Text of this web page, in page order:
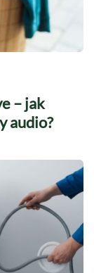
– jak
audio?